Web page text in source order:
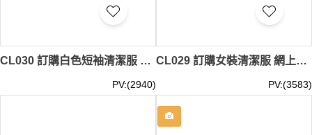
CL030 訂購白色短袖清潔服 大量訂購圓領清潔服 清潔服供應商
PV:(2940)
CL029 訂購女裝清潔服 網上下單酒店清潔服 清潔服制服公司
PV:(3583)